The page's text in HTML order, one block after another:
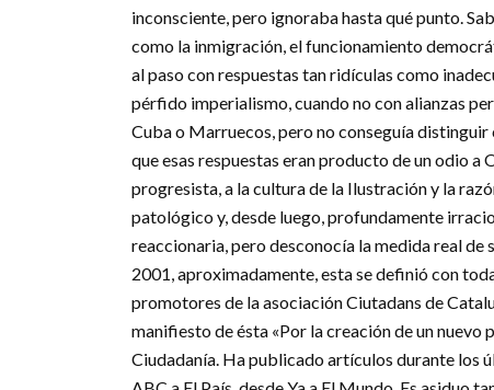
inconsciente, pero ignoraba hasta qué punto.
como la inmigración, el funcionamiento
al paso con respuestas tan ridículas como
pérfido imperialismo, cuando no con alianzas
Cuba o Marruecos, pero no conseguía
que esas respuestas eran producto de un odio
progresista, a la cultura de la Ilustración y la
patológico y, desde luego, profundamente
reaccionaria, pero desconocía la medida real
2001, aproximadamente, esta se definió con
promotores de la asociación Ciutadans de
manifiesto de ésta «Por la creación de un
Ciudadanía. Ha publicado artículos durante los